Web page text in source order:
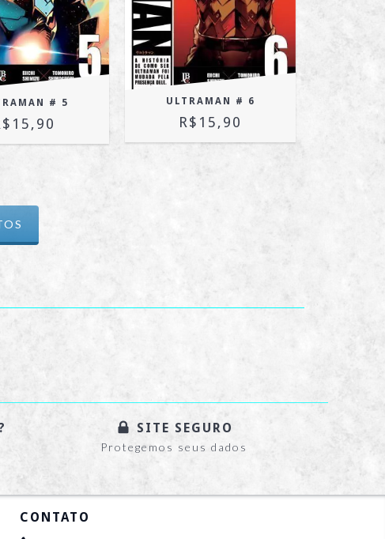
# 5 ULTRAMAN # 6
R$15,90
SITE SEGURO
Protegemos seus dados
CONTATO